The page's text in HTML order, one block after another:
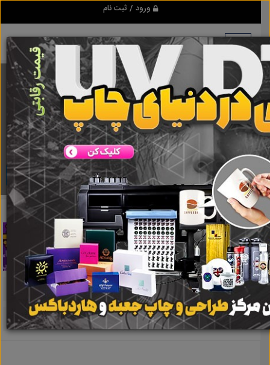
ورود / ثبت نام
برنامه اندروید ابزاریراق
مرجع نیازمندیهای ابزار و یراق آلات عمومی و صنعتی
دانلود